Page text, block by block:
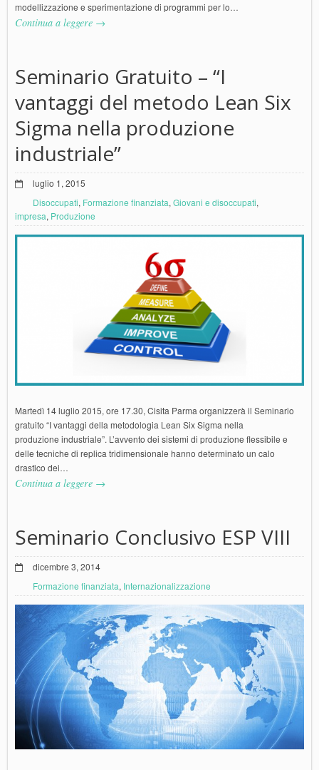
modellizzazione e sperimentazione di programmi per lo…
Continua a leggere →
Seminario Gratuito – “I
vantaggi del metodo Lean Six
Sigma nella produzione
industriale”
luglio 1, 2015
Disoccupati, Formazione finanziata,Giovani e disoccupati,
impresa, Produzione
Martedì 14 luglio 2015, ore 17.30, Cisita Parma organizzerà il Seminario
gratuito “I vantaggi della metodologia Lean Six Sigma nella
produzione industriale”. L’avvento dei sistemi di produzione flessibile e
delle tecniche di replica tridimensionale hanno determinato un calo
drastico dei…
Continua a leggere →
Seminario Conclusivo ESP VIII
dicembre 3, 2014
Formazione finanziata, Internazionalizzazione